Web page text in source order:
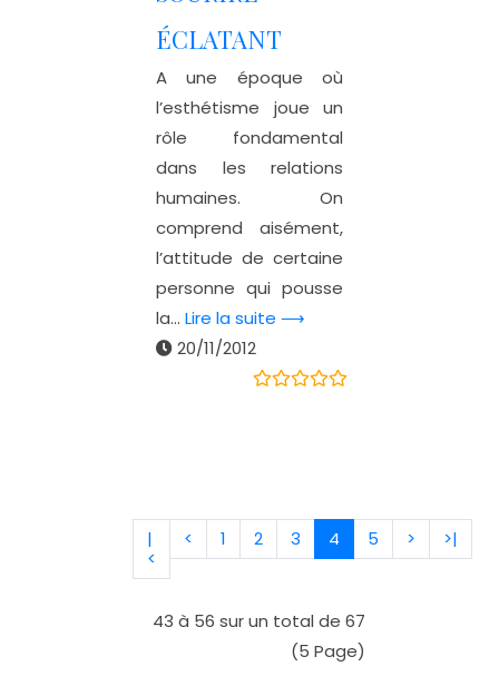
ÉCLATANT
A une époque où
l’esthétisme joue un
rôle fondamental
dans les relations
humaines. On
comprend aisément,
l’attitude de certaine
personne qui pousse
la... Lire la suite ⟶
20/11/2012
|
<
< 1 2 3 4 5 > >|
43 à 56 sur un total de 67
(5 Page)